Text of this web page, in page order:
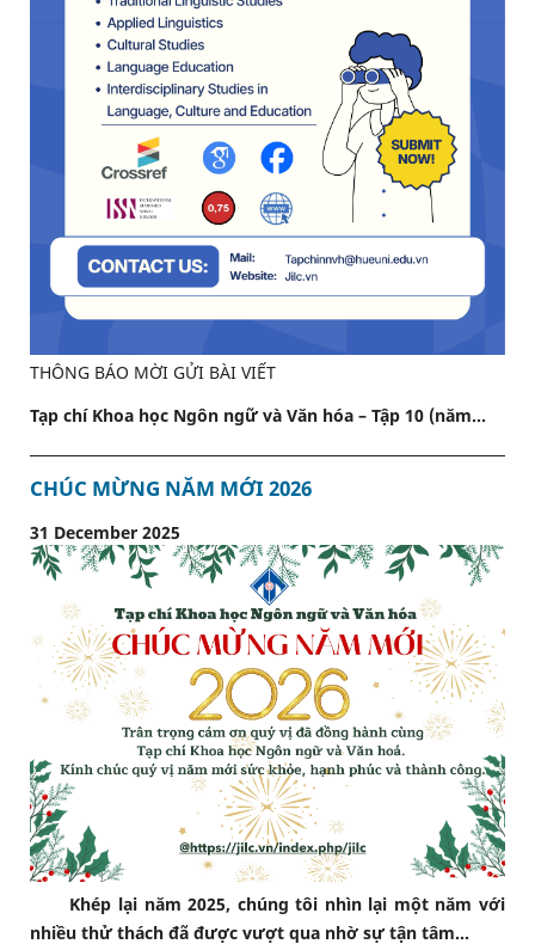
THÔNG BÁO MỜI GỬI BÀI VIẾT
Tạp chí Khoa học Ngôn ngữ và Văn hóa – Tập 10 (năm...
CHÚC MỪNG NĂM MỚI 2026
31 December 2025
Khép lại năm 2025, chúng tôi nhìn lại một năm với
nhiều thử thách đã được vượt qua nhờ sự tận tâm...